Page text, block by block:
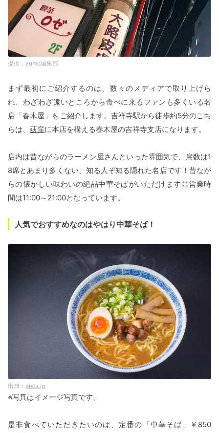
aumo編集部
まず最初にご紹介するのは、数々のメディアで取り上げら
れ、わざわざ遠いところから食べに来るファンも多くいる名
店「春木屋」をご紹介します。吉祥寺駅から徒歩約5分のこち
らは、 荻窪に本店を構える春木屋の吉祥寺支店になります。
店内は昔ながらのラーメン屋さんといった雰囲気で、席数は1
8席とあまり多くない、知る人ぞ知る隠れた名店です！昔なが
らの懐かしい味わいの絶品中華そばがいただけます◎営業時
間は11:00～21:00となっています。
人気でおすすめなのはやはり中華そば！
pixta.jp
※写真はイメージ写真です。
是非食べていただきたいのは、定番の「中華そば」￥850